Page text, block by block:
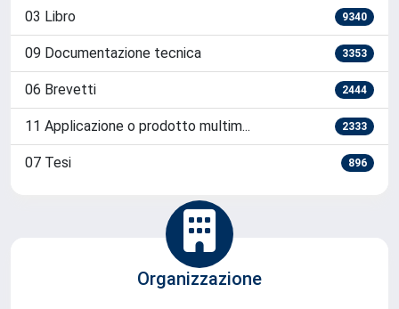
04 Contributo in convegno 139797
08 Report e Working Paper 36891
02 Contributo in Volume 30297
05 Altro 14769
03 Libro 9340
11 Applicazione o prodotto multim...